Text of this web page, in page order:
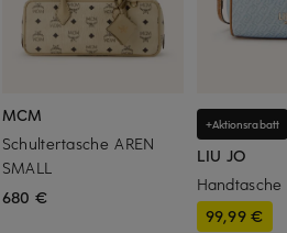
MCM
Schultertasche AREN
SMALL
680 €
+Aktionsrabatt
LIU JO
Handtasche
99,99 €